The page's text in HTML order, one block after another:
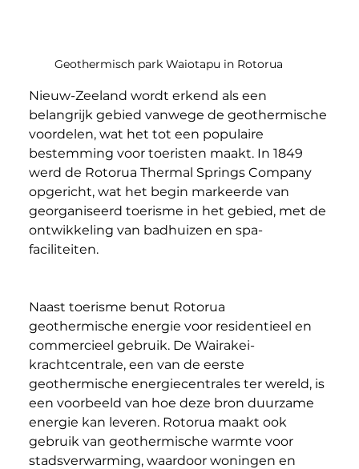
Geothermisch park Waiotapu in Rotorua
Nieuw-Zeeland wordt erkend als een
belangrijk gebied vanwege de geothermische
voordelen, wat het tot een populaire
bestemming voor toeristen maakt. In 1849
werd de Rotorua Thermal Springs Company
opgericht, wat het begin markeerde van
georganiseerd toerisme in het gebied, met de
ontwikkeling van badhuizen en spa-
faciliteiten.
Naast toerisme benut Rotorua
geothermische energie voor residentieel en
commercieel gebruik. De Wairakei-
krachtcentrale, een van de eerste
geothermische energiecentrales ter wereld, is
een voorbeeld van hoe deze bron duurzame
energie kan leveren. Rotorua maakt ook
gebruik van geothermische warmte voor
stadsverwarming, waardoor woningen en